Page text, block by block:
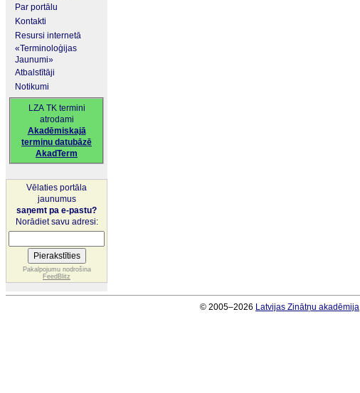
Par portālu
Kontakti
Resursi internetā
«Terminoloģijas
Jaunumi»
Atbalstītāji
Notikumi
LZA TK termini
atrodami
Akadēmiskajā
terminu datubāzē
AkadTerm
Vēlaties portāla
jaunumus
saņemt pa e-pastu?
Norādiet savu adresi:
Pakalpojumu nodrošina
FeedBlitz
© 2005–2026 Latvijas Zinātņu akadēmija